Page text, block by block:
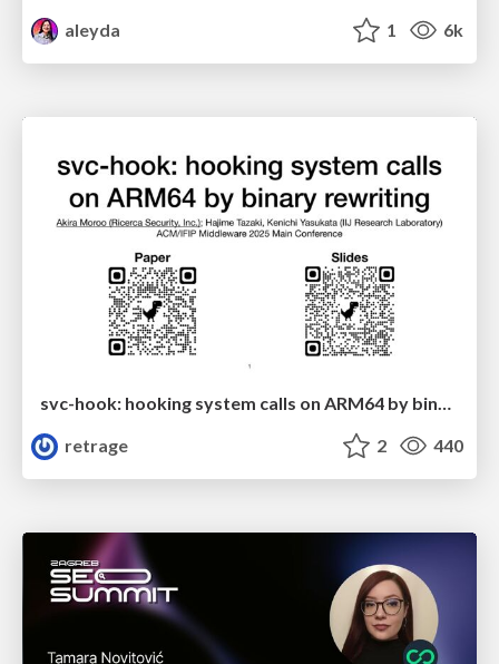
aleyda
1 6k
retrage
2 440